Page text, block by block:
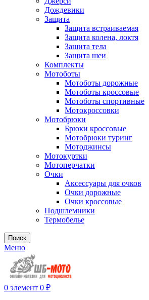
Дождевики
Защита
Защита встраиваемая
Защита колена, локтя
Защита тела
Защита шеи
Комплекты
Мотоботы
Мотоботы дорожные
Мотоботы кроссовые
Мотоботы спортивные
Мотокроссовки
Мотобрюки
Брюки кроссовые
Мотобрюки туринг
Мотоджинсы
Мотокуртки
Мотоперчатки
Очки
Аксессуары для очков
Очки дорожные
Очки кроссовые
Подшлемники
Термобелье
Поиск
Меню
0 элемент 0 ₽